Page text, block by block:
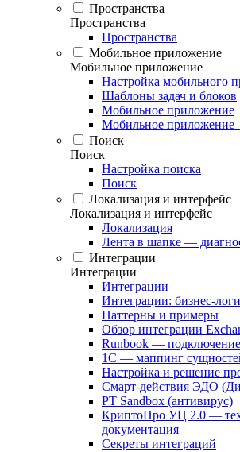
Пространства
Пространства
Пространства
Мобильное приложение
Мобильное приложение
Настройка мобильного
Шаблоны задач и блоков
Мобильное приложение
Мобильное
Поиск
Поиск
Настройка поиска
Поиск
Локализация и интерфейс
Локализация и интерфейс
Локализация
Лента в шапке —
Интеграции
Интеграции
Интеграции
Интеграции: бизнес-
Паттерны и примеры
Обзор интеграции
Runbook —
1С — маппинг
Настройка и решение
Смарт-действия ЭДО
PT Sandbox (антивирус)
КриптоПро УЦ 2.0 —
документация
Секреты интеграций